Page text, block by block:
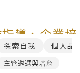
導、企業培
探索自我 個人品
主管遴選與培育